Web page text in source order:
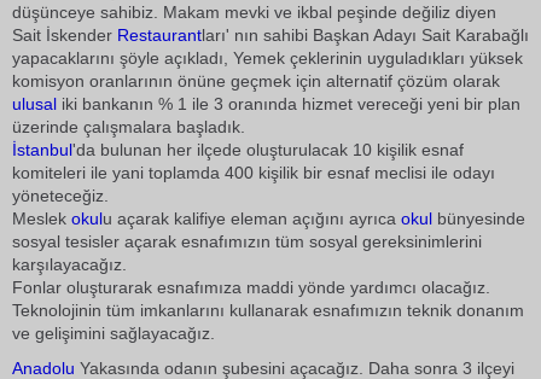
düşünceye sahibiz. Makam mevki ve ikbal peşinde değiliz diyen
Sait İskender Restaurantları' nın sahibi Başkan Adayı Sait Karabağlı
yapacaklarını şöyle açıkladı, Yemek çeklerinin uyguladıkları yüksek
komisyon oranlarının önüne geçmek için alternatif çözüm olarak
ulusal iki bankanın % 1 ile 3 oranında hizmet vereceği yeni bir plan
üzerinde çalışmalara başladık.
İstanbul'da bulunan her ilçede oluşturulacak 10 kişilik esnaf
komiteleri ile yani toplamda 400 kişilik bir esnaf meclisi ile odayı
yöneteceğiz.
Meslek okulu açarak kalifiye eleman açığını ayrıca okul bünyesinde
sosyal tesisler açarak esnafımızın tüm sosyal gereksinimlerini
karşılayacağız.
Fonlar oluşturarak esnafımıza maddi yönde yardımcı olacağız.
Teknolojinin tüm imkanlarını kullanarak esnafımızın teknik donanım
ve gelişimini sağlayacağız.
Anadolu Yakasında odanın şubesini açacağız. Daha sonra 3 ilçeyi